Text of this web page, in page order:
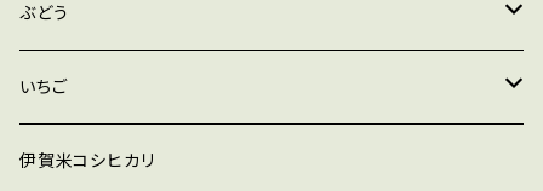
ぶどう
デラウェア
巨峰
いちご
あきひめ
伊賀米コシヒカリ